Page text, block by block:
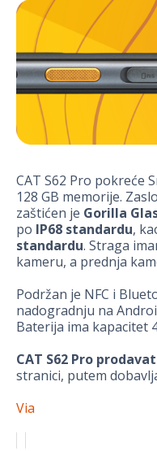
CAT S62 Pro pokreće
128 GB memorije.
zaštićen je Gorilla
po IP68 standardu,
standardu. Straga
kameru, a prednja
Podržan je NFC i
nadogradnju na
Baterija ima kapacitet
CAT S62 Pro
stranici, putem
Via